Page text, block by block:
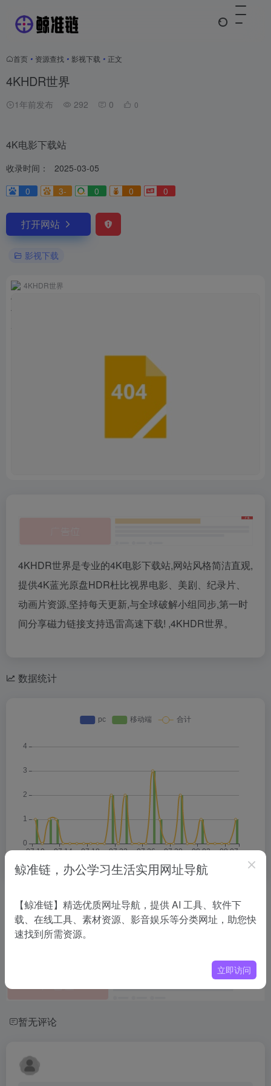
首页 • 资源查找 • 影视下载 • 正文
4KHDR世界
1年前发布 292 0 0
4K电影下载站
收录时间：
2025-03-05
0
3- 0 0 0
打开网站
影视下载
4KHDR世界
4KHDR世界是专业的4K电影下载站,网站风格简洁直观,
提供4K蓝光原盘HDR杜比视界电影、美剧、纪录片、
动画片资源,坚持每天更新,与全球破解小组同步,第一时
间分享磁力链接支持迅雷高速下载! ,4KHDR世界。
数据统计
相关导航
暂无评论
鲸准链，办公学习生活实用网址导航
【鲸准链】精选优质网址导航，提供 AI 工具、软件下
载、在线工具、素材资源、影音娱乐等分类网址，助您快
速找到所需资源。
立即访问